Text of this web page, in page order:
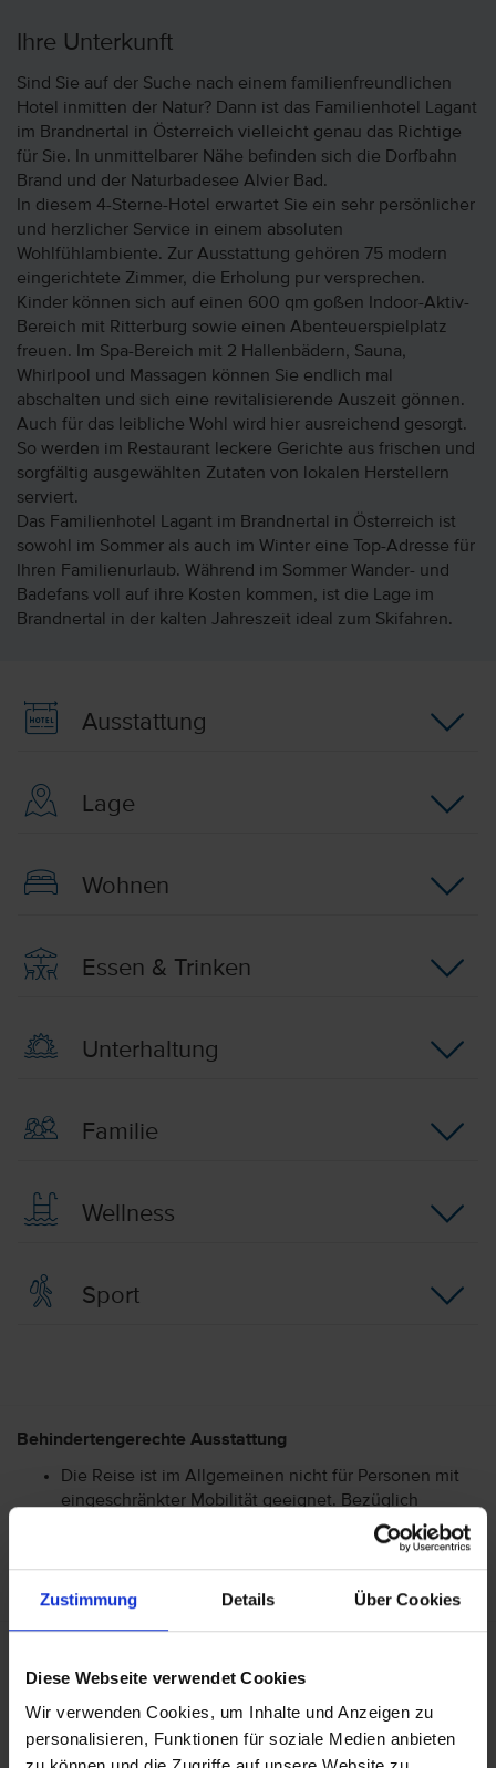
Zustimmung Details Über Cookies
Diese Webseite verwendet Cookies
Wir verwenden Cookies, um Inhalte und Anzeigen zu
personalisieren, Funktionen für soziale Medien anbieten
Ihre Unterkunft
Sind Sie auf der Suche nach einem familienfreundlichen
Hotel inmitten der Natur? Dann ist das Familienhotel Lagant
im Brandnertal in Österreich vielleicht genau das Richtige
für Sie. In unmittelbarer Nähe befinden sich die Dorfbahn
Brand und der Naturbadesee Alvier Bad.
In diesem 4-Sterne-Hotel erwartet Sie ein sehr persönlicher
und herzlicher Service in einem absoluten
Wohlfühlambiente. Zur Ausstattung gehören 75 modern
eingerichtete Zimmer, die Erholung pur versprechen.
Kinder können sich auf einen 600 qm goßen Indoor-Aktiv-
Bereich mit Ritterburg sowie einen Abenteuerspielplatz
freuen. Im Spa-Bereich mit 2 Hallenbädern, Sauna,
Whirlpool und Massagen können Sie endlich mal
abschalten und sich eine revitalisierende Auszeit gönnen.
Auch für das leibliche Wohl wird hier ausreichend gesorgt.
So werden im Restaurant leckere Gerichte aus frischen und
sorgfältig ausgewählten Zutaten von lokalen Herstellern
serviert.
Das Familienhotel Lagant im Brandnertal in Österreich ist
sowohl im Sommer als auch im Winter eine Top-Adresse für
Ihren Familienurlaub. Während im Sommer Wander- und
Badefans voll auf ihre Kosten kommen, ist die Lage im
Brandnertal in der kalten Jahreszeit ideal zum Skifahren.
Ausstattung
Lage
Wohnen
Essen & Trinken
Unterhaltung
Familie
Wellness
Sport
Behindertengerechte Ausstattung
Die Reise ist im Allgemeinen nicht für Personen mit
eingeschränkter Mobilität geeignet. Bezüglich
genauerer Informationen im Hinblick auf Ihre
Bedürfnisse wenden Sie sich bitte an unser Service-
Center.
Kategorie der Unterkunft: 4
Landeskategorie: Aktuell liegen uns keine Kenntnisse